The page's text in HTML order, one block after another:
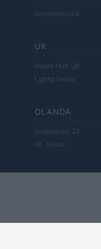
Investieren24
UK
News Hub UK
Lgbtq News
OLANDA
Investeren 24
NL Newz